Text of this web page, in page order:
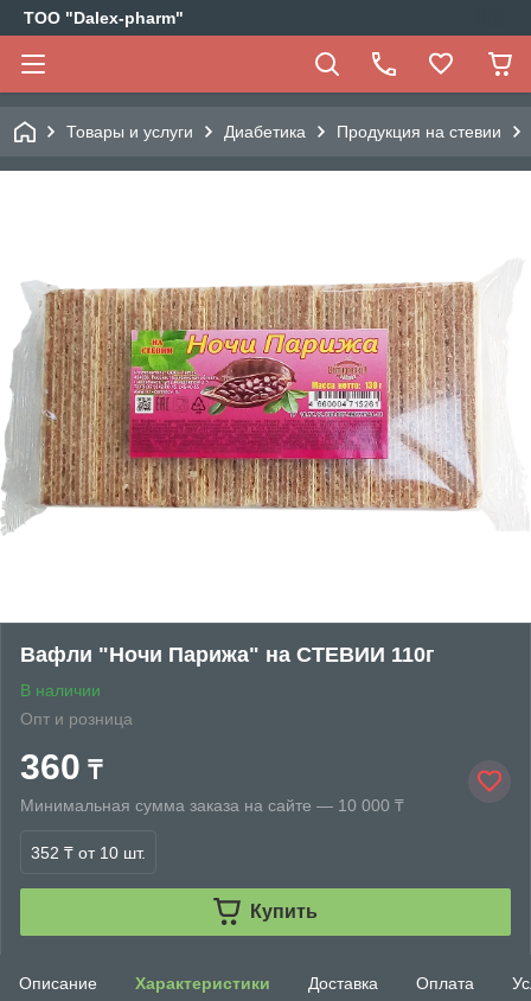
ТОО "Dalex-pharm"
Товары и услуги Диабетика Продукция на стевии
Вафли "Ночи Парижа" на СТЕВИИ 110г
В наличии
Опт и розница
360 ₸
Минимальная сумма заказа на сайте — 10 000 ₸
352 ₸ от 10 шт.
Купить
Описание Характеристики Доставка Оплата